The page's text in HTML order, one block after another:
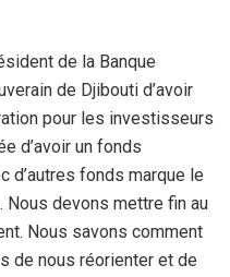
de la Banque
de Djibouti d’avoir
pour les investisseurs
d’avoir un fonds
d’autres fonds marque le
devons mettre fin au
Nous savons comment
de nous réorienter et de